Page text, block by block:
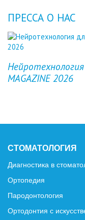
ПРЕССА О НАС
MAGAZINE 2026
Previous
СТОМАТОЛОГИЯ
Диагностика в
Ортопедия
Пародонтология
Ортодонтия с